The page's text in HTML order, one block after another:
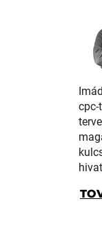
cpc-